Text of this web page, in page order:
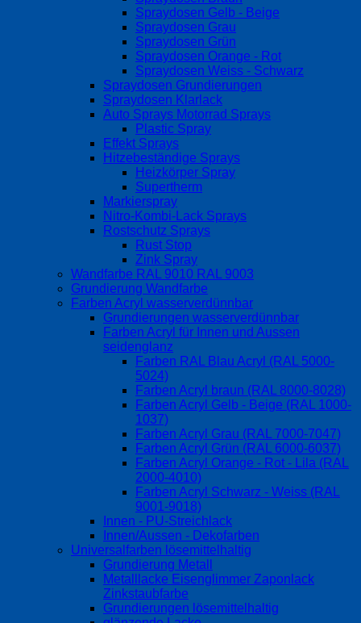
Spraydosen Gelb - Beige
Spraydosen Grau
Spraydosen Grün
Spraydosen Orange - Rot
Spraydosen Weiss - Schwarz
Spraydosen Grundierungen
Spraydosen Klarlack
Auto Sprays Motorrad Sprays
Plastic Spray
Effekt Sprays
Hitzebeständige Sprays
Heizkörper Spray
Supertherm
Markierspray
Nitro-Kombi-Lack Sprays
Rostschutz Sprays
Rust Stop
Zink Spray
Wandfarbe RAL 9010 RAL 9003
Grundierung Wandfarbe
Farben Acryl wasserverdünnbar
Grundierungen wasserverdünnbar
Farben Acryl für Innen und Aussen
seidenglanz
Farben RAL Blau Acryl (RAL 5000-
5024)
Farben Acryl braun (RAL 8000-8028)
Farben Acryl Gelb - Beige (RAL 1000-
1037)
Farben Acryl Grau (RAL 7000-7047)
Farben Acryl Grün (RAL 6000-6037)
Farben Acryl Orange - Rot - Lila (RAL
2000-4010)
Farben Acryl Schwarz - Weiss (RAL
9001-9018)
Innen - PU-Streichlack
Innen/Aussen - Dekofarben
Universalfarben lösemittelhaltig
Grundierung Metall
Metalllacke Eisenglimmer Zaponlack
Zinkstaubfarbe
Grundierungen lösemittelhaltig